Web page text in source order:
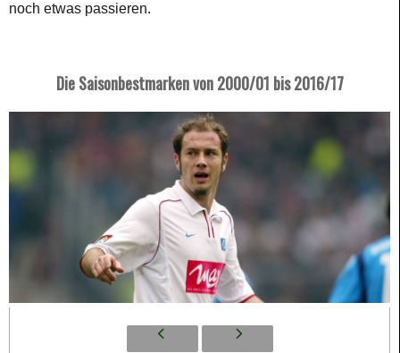
noch etwas passieren.
Die Saisonbestmarken von 2000/01 bis 2016/17